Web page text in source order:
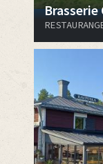
Brasserie